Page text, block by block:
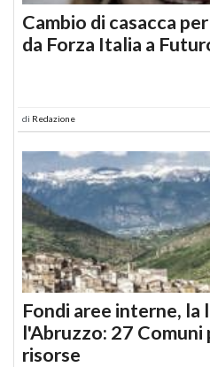
Cambio di casacca
da Forza Italia a
di Redazione
Fondi aree interne, la
l'Abruzzo: 27
risorse